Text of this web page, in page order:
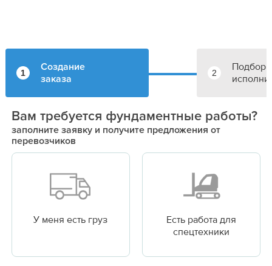
1
Создание
заказа
2
Подбор
Вам требуется фундаментные работы?
заполните заявку и получите предложения от
перевозчиков
У меня есть груз
Есть работа для
спецтехники